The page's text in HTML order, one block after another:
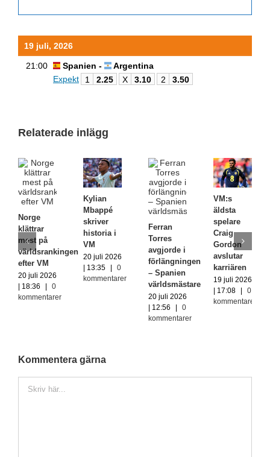
19 juli, 2026
21:00 Spanien -
Argentina
Expekt
1 2.25 X 3.10 2 3.50
Relaterade inlägg
Norge
klättrar
mest på
världsrankingen
efter VM
20 juli 2026
| 18:36
0
kommentarer
Kylian
Mbappé
skriver
historia i
VM
20 juli 2026
| 13:35
0
kommentarer
Ferran
Torres
avgjorde i
förlängningen
– Spanien
världsmästare
20 juli 2026
| 12:56
0
kommentarer
VM:s
äldsta
spelare
Craig
Gordon
avslutar
karriären
19 juli 2026
| 17:08
0
kommentarer
Kommentera gärna